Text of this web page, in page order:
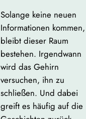
Solange keine neuen
Informationen kommen,
bleibt dieser Raum
bestehen. Irgendwann
wird das Gehirn
versuchen, ihn zu
schließen. Und dabei
greift es häufig auf die